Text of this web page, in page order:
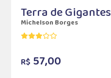
Terra de Gigantes
Michelson Borges
R$ 57,00